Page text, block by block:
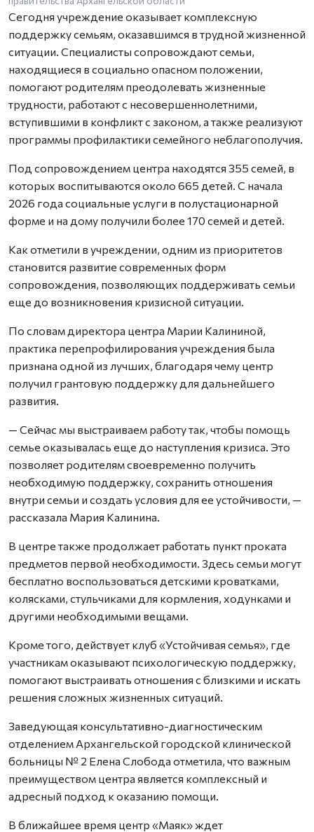
Сегодня учреждение оказывает комплексную
поддержку семьям, оказавшимся в трудной жизненной
ситуации. Специалисты сопровождают семьи,
находящиеся в социально опасном положении,
помогают родителям преодолевать жизненные
трудности, работают с несовершеннолетними,
вступившими в конфликт с законом, а также реализуют
программы профилактики семейного неблагополучия.
Под сопровождением центра находятся 355 семей, в
которых воспитываются около 665 детей. С начала
2026 года социальные услуги в полустационарной
форме и на дому получили более 170 семей и детей.
Как отметили в учреждении, одним из приоритетов
становится развитие современных форм
сопровождения, позволяющих поддерживать семьи
еще до возникновения кризисной ситуации.
По словам директора центра Марии Калининой,
практика перепрофилирования учреждения была
признана одной из лучших, благодаря чему центр
получил грантовую поддержку для дальнейшего
развития.
— Сейчас мы выстраиваем работу так, чтобы помощь
семье оказывалась еще до наступления кризиса. Это
позволяет родителям своевременно получить
необходимую поддержку, сохранить отношения
внутри семьи и создать условия для ее устойчивости, —
рассказала Мария Калинина.
В центре также продолжает работать пункт проката
предметов первой необходимости. Здесь семьи могут
бесплатно воспользоваться детскими кроватками,
колясками, стульчиками для кормления, ходунками и
другими необходимыми вещами.
Кроме того, действует клуб «Устойчивая семья», где
участникам оказывают психологическую поддержку,
помогают выстраивать отношения с близкими и искать
решения сложных жизненных ситуаций.
Заведующая консультативно-диагностическим
отделением Архангельской городской клинической
больницы № 2 Елена Слобода отметила, что важным
преимуществом центра является комплексный и
адресный подход к оказанию помощи.
В ближайшее время центр «Маяк» ждет